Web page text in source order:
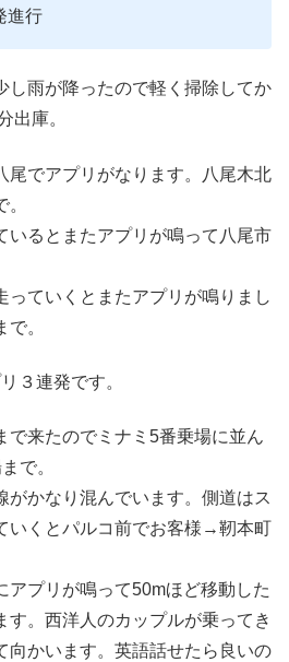
進行
し雨が降ったので軽く掃除してか
出庫。
尾でアプリがなります。八尾木北
いるとまたアプリが鳴って八尾市
っていくとまたアプリが鳴りまし
。
３連発です。
で来たのでミナミ5番乗場に並ん
で。
がかなり混んでいます。側道はス
いくとパルコ前でお客様→靭本町
アプリが鳴って50mほど移動した
す。西洋人のカップルが乗ってき
向かいます。英語話せたら良いの